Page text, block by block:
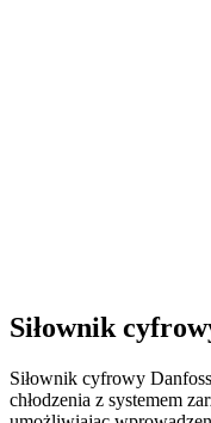
Siłownik
Siłownik cyfrowy
chłodzenia z systemem